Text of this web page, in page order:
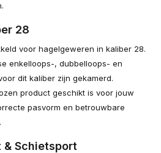
28
voor hagelgeweren in kaliber 28.
enkelloops-, dubbelloops- en
dit kaliber zijn gekamerd.
product geschikt is voor jouw
pasvorm en betrouwbare
& Schietsport